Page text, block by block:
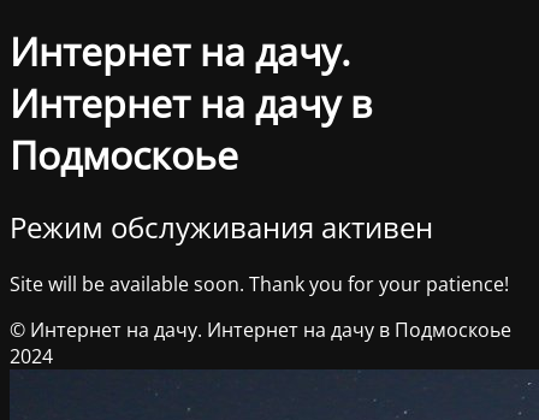
Интернет на дачу.
Интернет на дачу в
Подмоскоье
Режим обслуживания активен
Site will be available soon. Thank you for your patience!
© Интернет на дачу. Интернет на дачу в Подмоскоье
2024